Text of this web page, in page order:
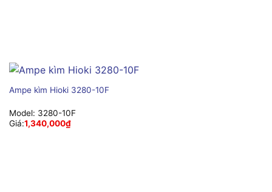
Ampe kìm Hioki 3280-10F
Model: 3280-10F
Giá:1,340,000₫